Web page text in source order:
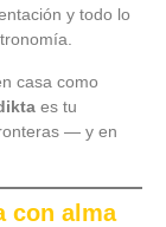
y todo lo
casa como
es tu
— y en
con alma